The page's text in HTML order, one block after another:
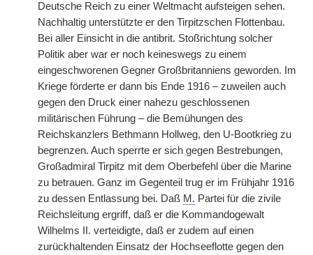
Deutsche Reich zu einer Weltmacht aufsteigen sehen.
Nachhaltig unterstützte er den Tirpitzschen Flottenbau.
Bei aller Einsicht in die antibrit. Stoßrichtung solcher
Politik aber war er noch keineswegs zu einem
eingeschworenen Gegner Großbritanniens geworden. Im
Kriege förderte er dann bis Ende 1916 – zuweilen auch
gegen den Druck einer nahezu geschlossenen
militärischen Führung – die Bemühungen des
Reichskanzlers Bethmann Hollweg, den U-Bootkrieg zu
begrenzen. Auch sperrte er sich gegen Bestrebungen,
Großadmiral Tirpitz mit dem Oberbefehl über die Marine
zu betrauen. Ganz im Gegenteil trug er im Frühjahr 1916
zu dessen Entlassung bei. Daß M. Partei für die zivile
Reichsleitung ergriff, daß er die Kommandogewalt
Wilhelms II. verteidigte, daß er zudem auf einen
zurückhaltenden Einsatz der Hochseeflotte gegen den